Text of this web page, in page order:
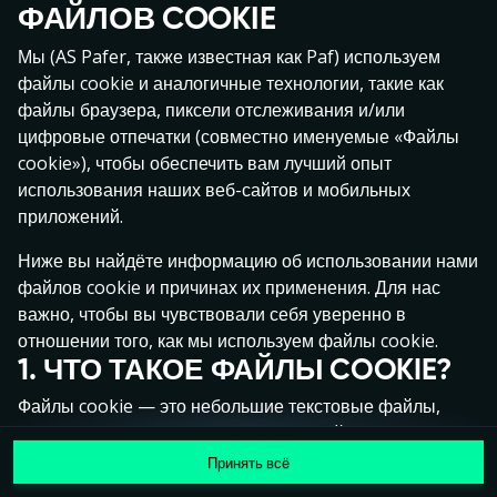
Нажми в любое место!
MEGA 1 355 177 €
MAJOR 92 165 €
ФАЙЛОВ COOKIE
Мы (AS Pafer, также известная как Paf) используем
файлы cookie и аналогичные технологии, такие как
файлы браузера, пиксели отслеживания и/или
цифровые отпечатки (совместно именуемые «Файлы
cookie»), чтобы обеспечить вам лучший опыт
использования наших веб-сайтов и мобильных
приложений.
Ниже вы найдёте информацию об использовании нами
файлов cookie и причинах их применения. Для нас
важно, чтобы вы чувствовали себя уверенно в
отношении того, как мы используем файлы cookie.
1. ЧТО ТАКОЕ ФАЙЛЫ COOKIE?
Файлы cookie — это небольшие текстовые файлы,
которые сохраняются на вашем устройстве (например,
на компьютере, мобильном телефоне или планшете)
при посещении наших веб-сайтов. Размещение
Принять всё